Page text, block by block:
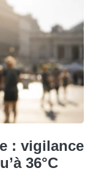
: vigilance
36°C